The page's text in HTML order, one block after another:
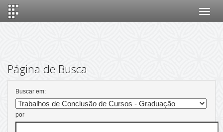
Página de Busca
Buscar em:
por